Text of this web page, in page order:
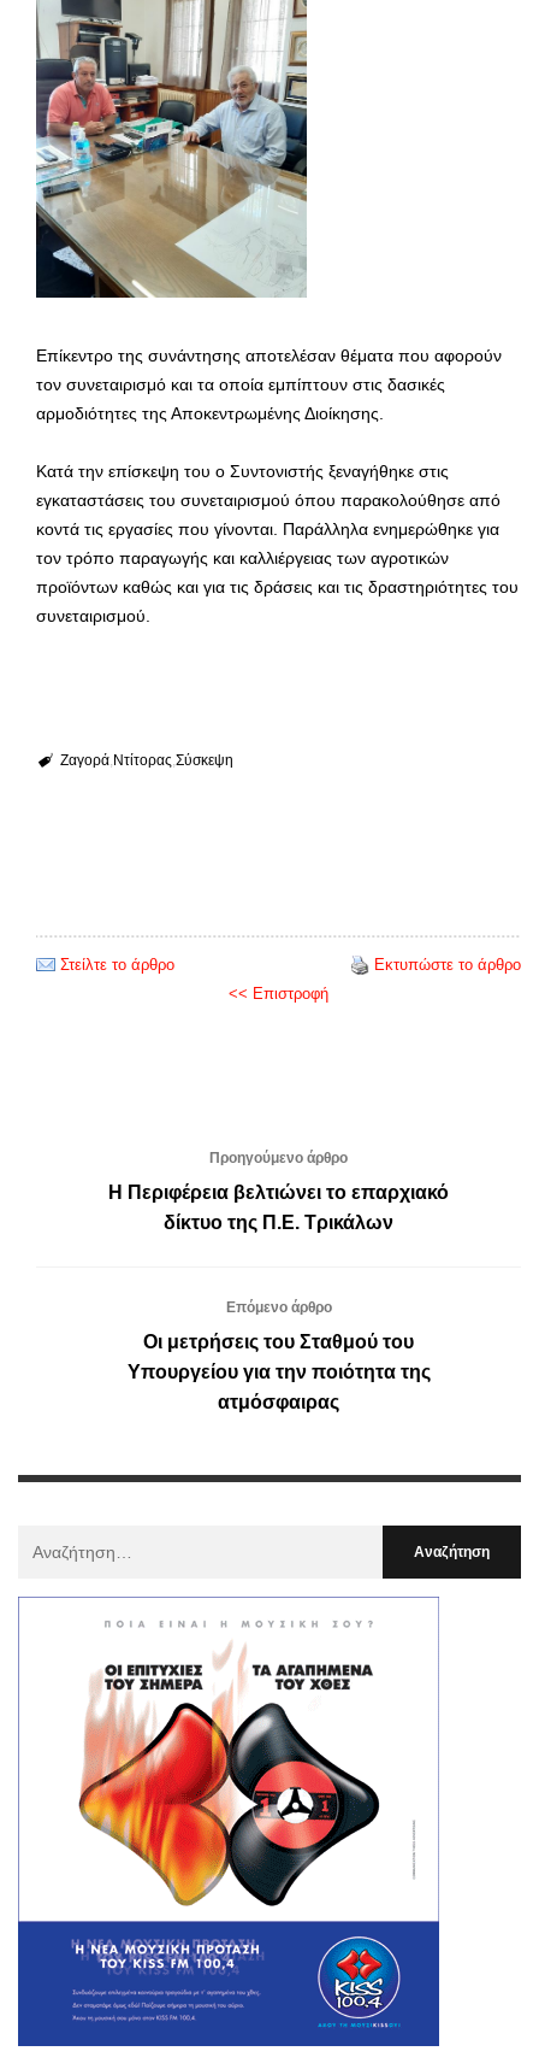
Επίκεντρο της συνάντησης αποτελέσαν θέματα που αφορούν
τον συνεταιρισμό και τα οποία εμπίπτουν στις δασικές
αρμοδιότητες της Αποκεντρωμένης Διοίκησης.
Κατά την επίσκεψη του ο Συντονιστής ξεναγήθηκε στις
εγκαταστάσεις του συνεταιρισμού όπου παρακολούθησε από
κοντά τις εργασίες που γίνονται. Παράλληλα ενημερώθηκε για
τον τρόπο παραγωγής και καλλιέργειας των αγροτικών
προϊόντων καθώς και για τις δράσεις και τις δραστηριότητες του
συνεταιρισμού.
Ζαγορά Ντίτορας Σύσκεψη
Στείλτε το άρθρο
Εκτυπώστε το άρθρο
<< Επιστροφή
Προηγούμενο άρθρο
Η Περιφέρεια βελτιώνει το επαρχιακό
δίκτυο της Π.Ε. Τρικάλων
Επόμενο άρθρο
Οι μετρήσεις του Σταθμού του
Υπουργείου για την ποιότητα της
ατμόσφαιρας
: